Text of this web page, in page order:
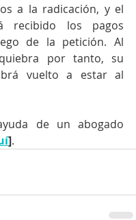
a la radicación, y el
recibido los pagos
de la petición. Al
por tanto, su
vuelto a estar al
].